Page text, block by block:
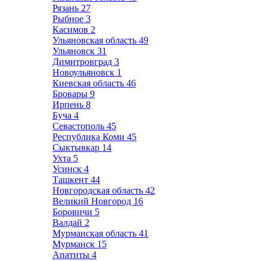
Рязань 27
Рыбное 3
Касимов 2
Ульяновская область 49
Ульяновск 31
Димитровград 3
Новоульяновск 1
Киевская область 46
Бровары 9
Ирпень 8
Буча 4
Севастополь 45
Республика Коми 45
Сыктывкар 14
Ухта 5
Усинск 4
Ташкент 44
Новгородская область 42
Великий Новгород 16
Боровичи 5
Валдай 2
Мурманская область 41
Мурманск 15
Апатиты 4